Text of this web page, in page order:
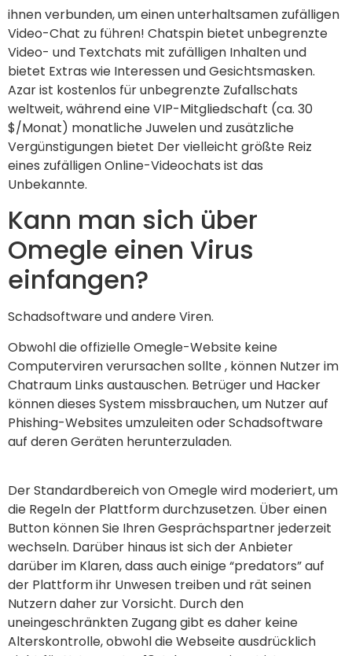
ihnen verbunden, um einen unterhaltsamen zufälligen
Video-Chat zu führen! Chatspin bietet unbegrenzte
Video- und Textchats mit zufälligen Inhalten und
bietet Extras wie Interessen und Gesichtsmasken.
Azar ist kostenlos für unbegrenzte Zufallschats
weltweit, während eine VIP-Mitgliedschaft (ca. 30
$/Monat) monatliche Juwelen und zusätzliche
Vergünstigungen bietet Der vielleicht größte Reiz
eines zufälligen Online-Videochats ist das
Unbekannte.
Kann man sich über
Omegle einen Virus
einfangen?
Schadsoftware und andere Viren.
Obwohl die offizielle Omegle-Website keine
Computerviren verursachen sollte , können Nutzer im
Chatraum Links austauschen. Betrüger und Hacker
können dieses System missbrauchen, um Nutzer auf
Phishing-Websites umzuleiten oder Schadsoftware
auf deren Geräten herunterzuladen.
Der Standardbereich von Omegle wird moderiert, um
die Regeln der Plattform durchzusetzen. Über einen
Button können Sie Ihren Gesprächspartner jederzeit
wechseln. Darüber hinaus ist sich der Anbieter
darüber im Klaren, dass auch einige “predators” auf
der Plattform ihr Unwesen treiben und rät seinen
Nutzern daher zur Vorsicht. Durch den
uneingeschränkten Zugang gibt es daher keine
Alterskontrolle, obwohl die Webseite ausdrücklich